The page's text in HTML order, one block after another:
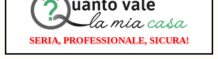
SERIA, PROFESSIONALE, SICURA!